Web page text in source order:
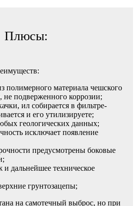
Плюсы:
полимерного материала чешского
не подверженного коррозии;
ил собирается в фильтре-
и его утилизируете;
геологических данных;
исключает появление
предусмотрены боковые
и дальнейшее техническое
грунтозацепы;
на самотечный выброс, но при